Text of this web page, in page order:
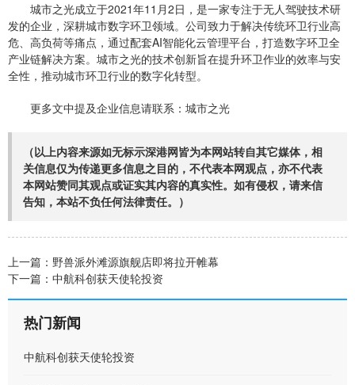
城市之光成立于2021年11月2日，是一家专注于无人驾驶技术研
发的企业，深耕城市数字环卫领域。公司致力于解决传统环卫行业高
危、高负荷等痛点，通过配套AI智能化云管理平台，打造数字环卫全
产业链解决方案。城市之光的技术创新旨在提升环卫作业的效率与安
全性，推动城市环卫行业的数字化转型。
更多文中提及企业信息请联系：城市之光
（以上内容来源如无标示深港网皆为本网站转自其它媒体，相
关信息仅为传递更多信息之目的，不代表本网观点，亦不代表
本网站赞同其观点或证实其内容的真实性。如有侵权，请来信
告知，本站不负任何法律责任。）
上一篇： 野兽派外滩源旗舰店即将拉开帷幕
下一篇： 中航科创获天使轮投资
热门新闻
中航科创获天使轮投资